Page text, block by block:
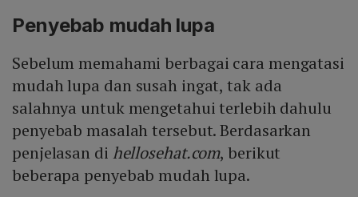
Penyebab mudah lupa
Sebelum memahami berbagai cara mengatasi
mudah lupa dan susah ingat, tak ada
salahnya untuk mengetahui terlebih dahulu
penyebab masalah tersebut. Berdasarkan
penjelasan di hellosehat.com, berikut
beberapa penyebab mudah lupa.